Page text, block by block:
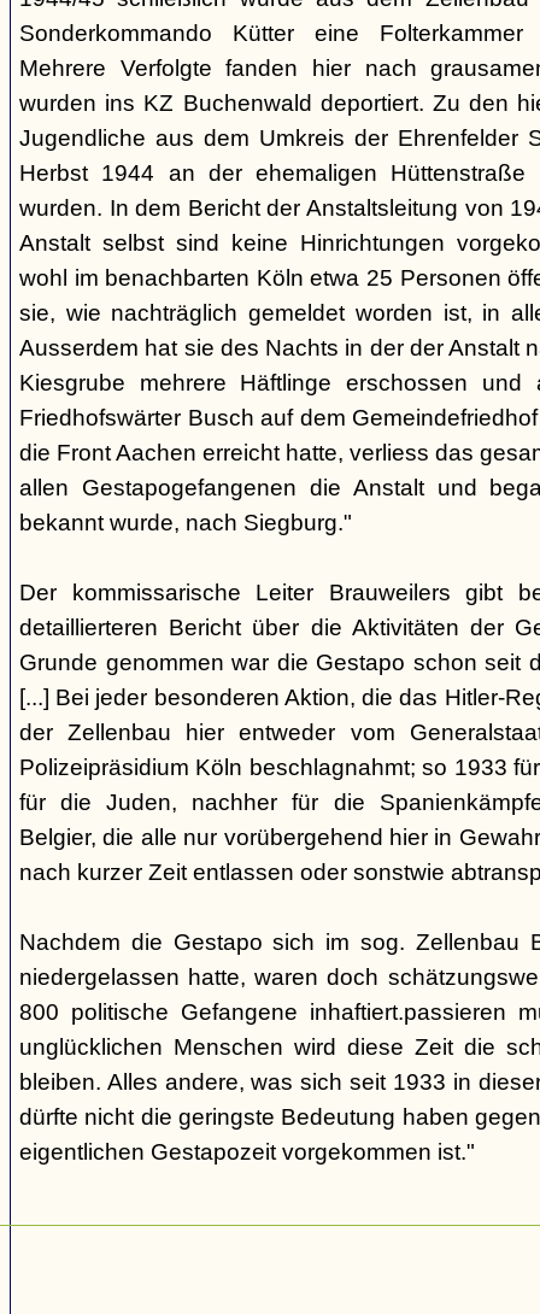
Sonderkommando Kütter eine
Mehrere Verfolgte fanden hier nach
wurden ins KZ Buchenwald deportiert. Zu den
Jugendliche aus dem Umkreis der Ehrenfelder
Herbst 1944 an der ehemaligen Hüttenstraße
wurden. In dem Bericht der Anstaltsleitung von
Anstalt selbst sind keine Hinrichtungen
wohl im benachbarten Köln etwa 25 Personen
sie, wie nachträglich gemeldet worden ist, in
Ausserdem hat sie des Nachts in der der Anstalt
Kiesgrube mehrere Häftlinge erschossen und
Friedhofswärter Busch auf dem
die Front Aachen erreicht hatte, verliess das
allen Gestapogefangenen die Anstalt und
bekannt wurde, nach Siegburg."
Der kommissarische Leiter Brauweilers gibt
detaillierteren Bericht über die Aktivitäten der
Grunde genommen war die Gestapo schon seit
[...] Bei jeder besonderen Aktion, die das Hitler-
der Zellenbau hier entweder vom
Polizeipräsidium Köln beschlagnahmt; so 1933
für die Juden, nachher für die
Belgier, die alle nur vorübergehend hier in
nach kurzer Zeit entlassen oder sonstwie
Nachdem die Gestapo sich im sog. Zellenbau
niedergelassen hatte, waren doch
800 politische Gefangene inhaftiert.passieren
unglücklichen Menschen wird diese Zeit die
bleiben. Alles andere, was sich seit 1933 in
dürfte nicht die geringste Bedeutung haben
eigentlichen Gestapozeit vorgekommen ist."